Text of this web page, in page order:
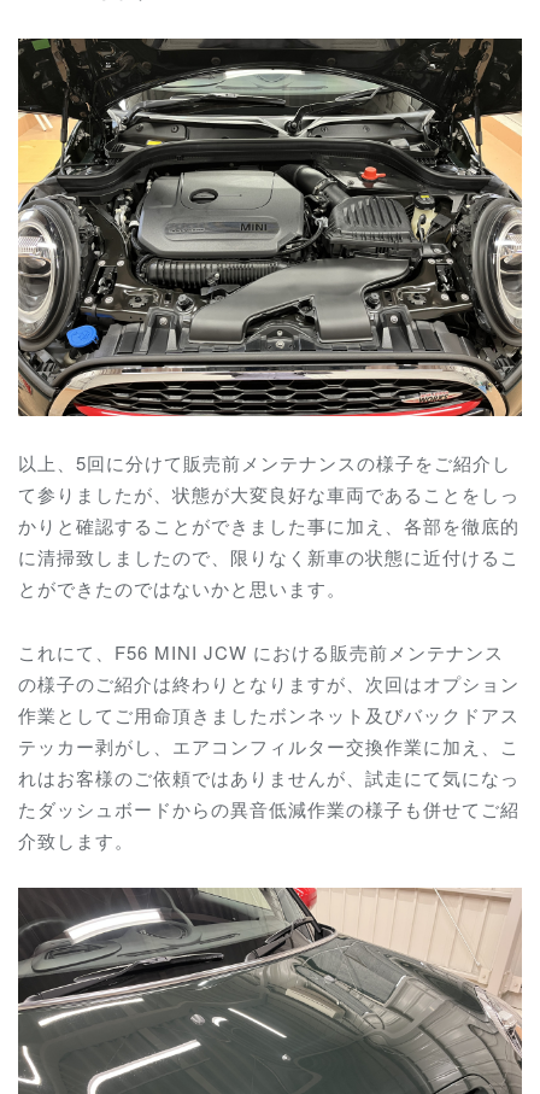
以上、5回に分けて販売前メンテナンスの様子をご紹介し
て参りましたが、状態が大変良好な車両であることをしっ
かりと確認することができました事に加え、各部を徹底的
に清掃致しましたので、限りなく新車の状態に近付けるこ
とができたのではないかと思います。
これにて、F56 MINI JCW における販売前メンテナンス
の様子のご紹介は終わりとなりますが、次回はオプション
作業としてご用命頂きましたボンネット及びバックドアス
テッカー剥がし、エアコンフィルター交換作業に加え、こ
れはお客様のご依頼ではありませんが、試走にて気になっ
たダッシュボードからの異音低減作業の様子も併せてご紹
介致します。